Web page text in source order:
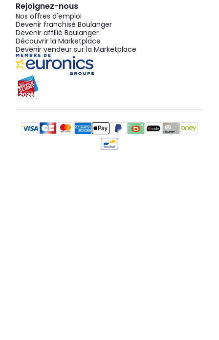
Rejoignez-nous
Nos offres d'emploi
Devenir franchisé Boulanger
Devenir affilié Boulanger
Découvrir la Marketplace
Devenir vendeur sur la Marketplace